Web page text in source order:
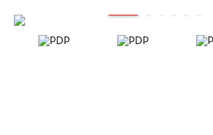
8.
ceramica baños